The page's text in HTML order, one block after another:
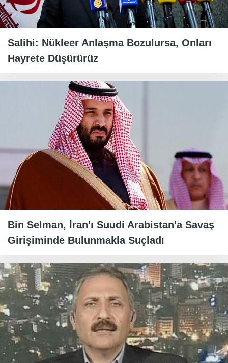
Salihi: Nükleer Anlaşma Bozulursa, Onları
Hayrete Düşürürüz
Bin Selman, İran'ı Suudi Arabistan'a Savaş
Girişiminde Bulunmakla Suçladı